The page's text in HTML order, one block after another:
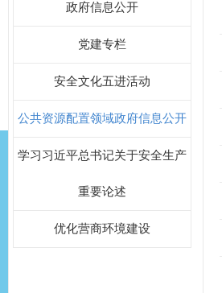
政府信息公开
党建专栏
安全文化五进活动
公共资源配置领域政府信息公开
学习习近平总书记关于安全生产
重要论述
优化营商环境建设